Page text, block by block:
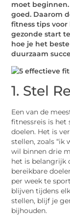
moet
goed. Daarom
fitness tips
gezonde start
hoe je het
duurzaam
1. Stel
Een van de
fitnessreis is het
doelen. Het is
stellen, zoals “ik
wil binnen drie
het is belangrijk
bereikbare
per week te
blijven tijdens
stellen, blijf je
bijhouden.